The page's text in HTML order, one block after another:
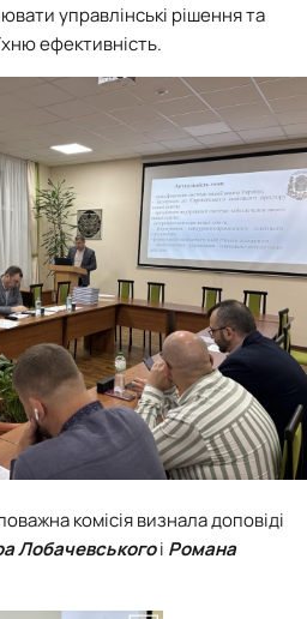
управлінські рішення та
ефективність.
комісія визнала доповіді
Лобачевськогоі Романа